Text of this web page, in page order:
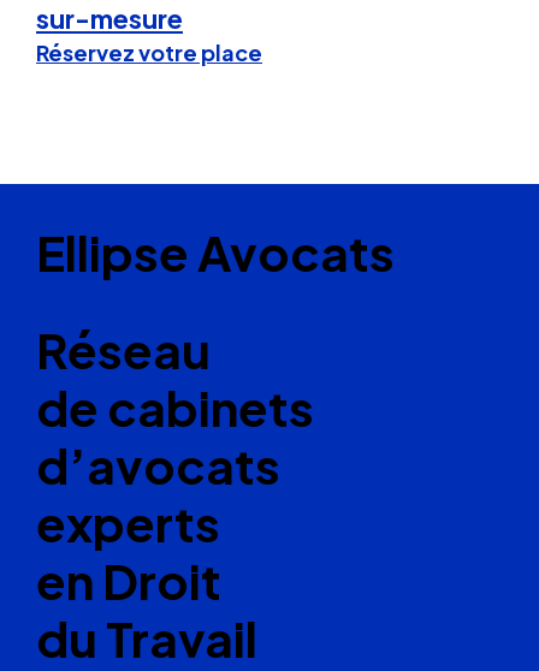
sur-mesure
Réservez votre place
Ellipse Avocats
Réseau
de cabinets
d’avocats
experts
en Droit
du Travail